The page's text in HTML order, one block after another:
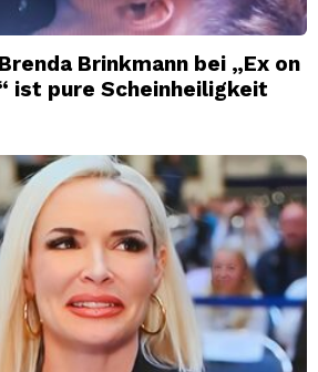
Brinkmann bei „Ex on
ist pure Scheinheiligkeit